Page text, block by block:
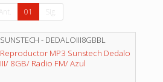
Ant. 01 Sig.
SUNSTECH - DEDALOIII8GBBL
Reproductor MP3 Sunstech Dedalo
III/ 8GB/ Radio FM/ Azul